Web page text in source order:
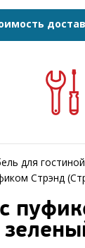
для гостиной
Стрэнд